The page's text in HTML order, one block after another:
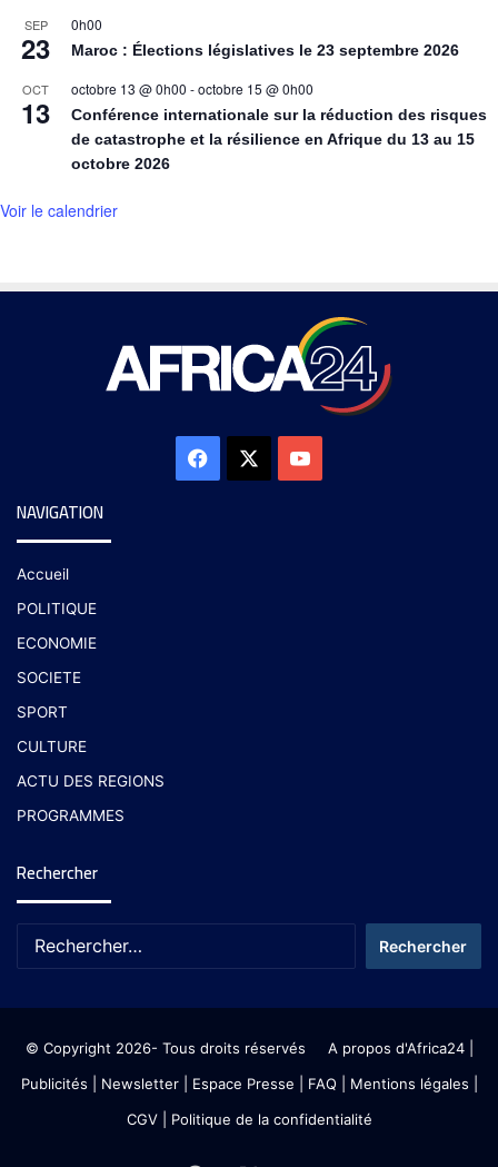
SEP
23
0h00
Maroc : Élections législatives le 23 septembre 2026
OCT
13
octobre 13 @ 0h00 -octobre 15 @ 0h00
Conférence internationale sur la réduction des risques
de catastrophe et la résilience en Afrique du 13 au 15
octobre 2026
Voir le calendrier
NAVIGATION
Accueil
POLITIQUE
ECONOMIE
SOCIETE
SPORT
CULTURE
ACTU DES REGIONS
PROGRAMMES
Rechercher
© Copyright 2026- Tous droits réservés A propos d'Africa24|
Publicités
Newsletter| Espace Presse | FAQ | Mentions légales
CGV| Politique de la confidentialité